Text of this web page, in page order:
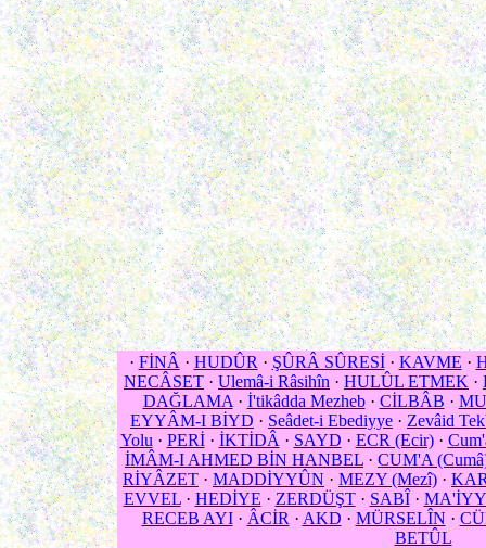
· FİNÂ · HUDÛR · ŞÛRÂ SÛRESİ· KAVME ·
NECÂSET · Ulemâ-i Râsihîn · HULÛL ETMEK ·
DAĞLAMA · İ'tikâdda Mezheb· CİLBÂB ·
EYYÂM-I BİYD · Seâdet-i Ebediyye · Zevâid
Yolu · PERİ· İKTİDÂ · SAYD · ECR (Ecir)·
İMÂM-I AHMED BİN HANBEL · CUM'A
RİYÂZET · MADDİYYÛN · MEZY (Mezî) ·
EVVEL· HEDİYE · ZERDÜŞT· SABÎ·
RECEB AYI· ÂCİR · AKD · MÜRSELÎN ·
BETÛL